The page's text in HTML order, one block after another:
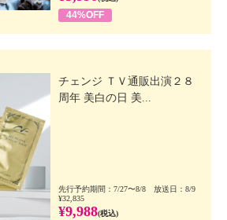
44%OFF
チェンジ ＴＶ通販出演２８
周年 美白の日 美...
先行予約期間：7/27〜8/8 放送日：8/9
¥32,835
¥9,988(税込)